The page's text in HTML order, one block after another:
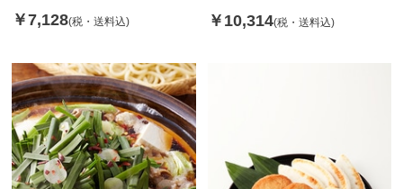
￥7,128(税・送料込) ￥10,314(税・送料込)